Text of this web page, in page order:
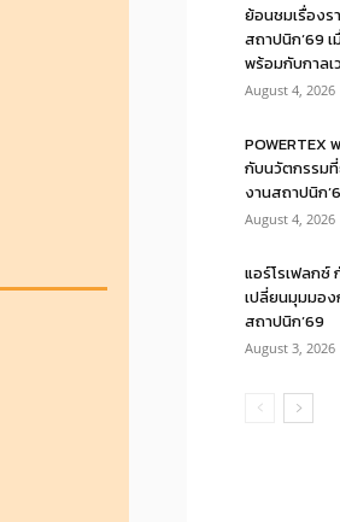
ย้อนชมเรื่องร
สถาปนิก’69
พร้อมกับกาลเ
August 4, 2026
POWERTEX
กับนวัตกรรม
งานสถาปนิก
August 4, 2026
แอร์โรเฟลก
เปลี่ยนมุมมอง
สถาปนิก’69
August 3, 2026